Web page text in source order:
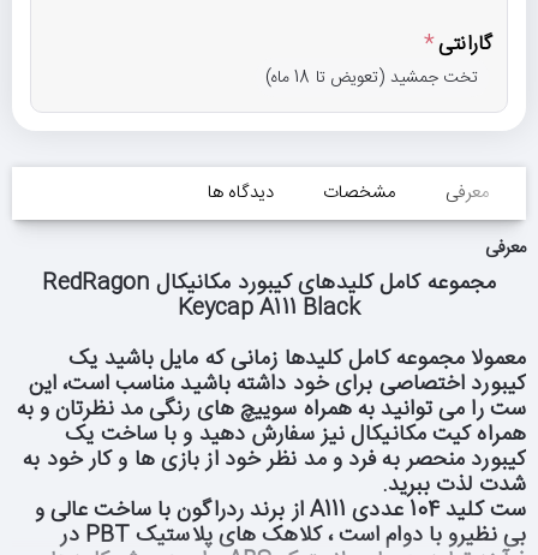
گارانتی
تخت جمشید (تعویض تا 18 ماه)
معرفی مشخصات
دیدگاه ها
معرفی
مجموعه کامل کلیدهای کیبورد مکانیکال RedRagon
Keycap A111 Black
معمولا مجموعه کامل کلیدها زمانی که مایل باشید یک
کیبورد اختصاصی برای خود داشته باشید مناسب است، این
ست را می توانید به همراه سوییچ های رنگی مد نظرتان و به
همراه کیت مکانیکال نیز سفارش دهید و با ساخت یک
کیبورد منحصر به فرد و مد نظر خود از بازی ها و کار خود به
شدت لذت ببرید.
ست کلید 104 عددی A111 از برند ردراگون با ساخت عالی و
بی نظیرو با دوام است ، کلاهک های پلاستیک PBT در